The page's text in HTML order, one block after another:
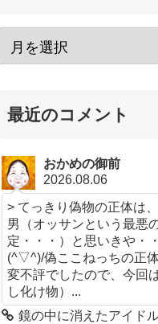
最近のコメント
おかめの御前
2026.08.06
> てっきり偽物の正体は
男（オッサンという最悪
定・・・）と思いきや・
(^▽^)/偽ここねっちの正
変不評でしたので、今回
し化け物）...
鏡の中に消えたアイド